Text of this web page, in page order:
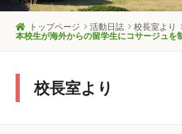
トップページ 活動日誌
校長室より
本校生が海外からの留学生にコサージュを
校長室より